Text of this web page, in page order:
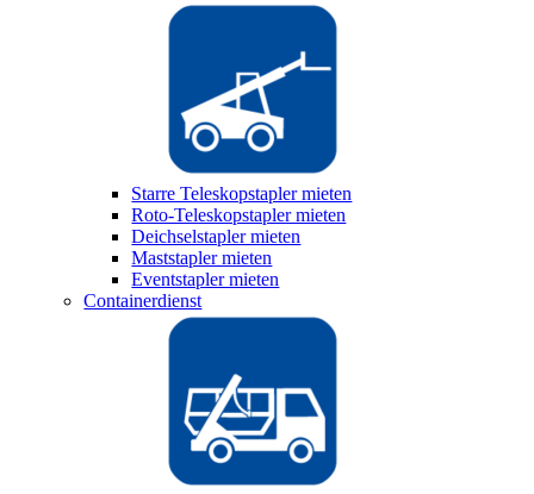
Starre Teleskopstapler mieten
Roto-Teleskopstapler mieten
Deichselstapler mieten
Maststapler mieten
Eventstapler mieten
Containerdienst